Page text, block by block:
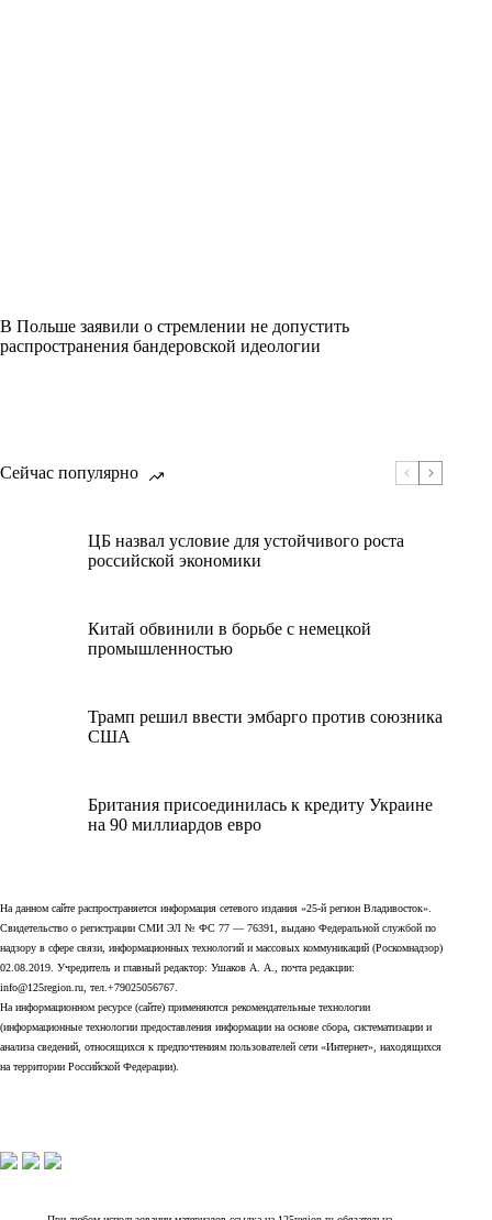
В Польше заявили о стремлении не допустить
распространения бандеровской идеологии
Сейчас популярно
ЦБ назвал условие для устойчивого роста
российской экономики
Китай обвинили в борьбе с немецкой
промышленностью
Трамп решил ввести эмбарго против союзника
США
Британия присоединилась к кредиту Украине
на 90 миллиардов евро
На данном сайте распространяется информация сетевого издания «25-й регион Владивосток».
Свидетельство о регистрации СМИ ЭЛ № ФС 77 — 76391, выдано Федеральной службой по
надзору в сфере связи, информационных технологий и массовых коммуникаций (Роскомнадзор)
02.08.2019. Учредитель и главный редактор: Ушаков А. А., почта редакции:
info@125region.ru, тел.+79025056767.
На информационном ресурсе (сайте) применяются рекомендательные технологии
(информационные технологии предоставления информации на основе сбора, систематизации и
анализа сведений, относящихся к предпочтениям пользователей сети «Интернет», находящихся
на территории Российской Федерации).